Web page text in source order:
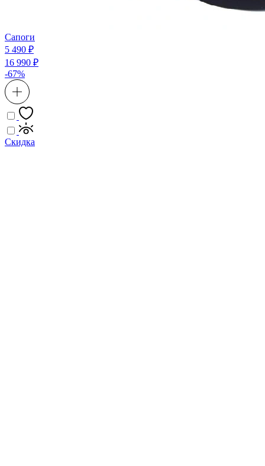
Сапоги
5 490 ₽
16 990 ₽
-67%
Скидка